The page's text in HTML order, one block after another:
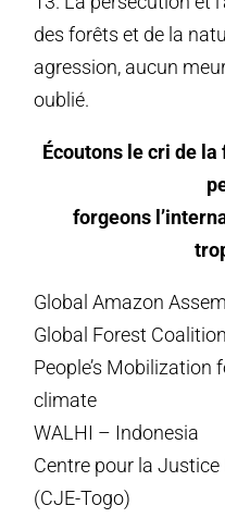
des forêts et de la
agression, aucun
oublié.
Écoutons le cri de
forgeons
Global Amazon
Global Forest Coalition
People’s Mobilization
climate
WALHI – Indonesia
Centre pour la
(CJE-Togo)